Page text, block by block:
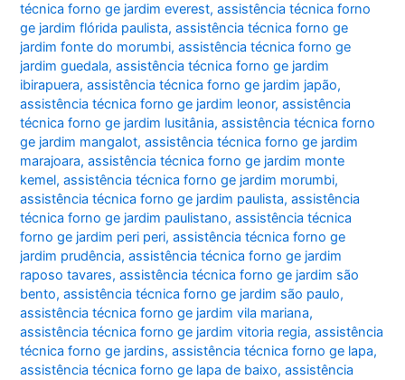
técnica forno ge jardim everest,assistência técnica forno
ge jardim flórida paulista,assistência técnica forno ge
jardim fonte do morumbi,assistência técnica forno ge
jardim guedala,assistência técnica forno ge jardim
ibirapuera,assistência técnica forno ge jardim japão,
assistência técnica forno ge jardim leonor,assistência
técnica forno ge jardim lusitânia,assistência técnica forno
ge jardim mangalot,assistência técnica forno ge jardim
marajoara,assistência técnica forno ge jardim monte
kemel,assistência técnica forno ge jardim morumbi,
assistência técnica forno ge jardim paulista,assistência
técnica forno ge jardim paulistano,assistência técnica
forno ge jardim peri peri,assistência técnica forno ge
jardim prudência,assistência técnica forno ge jardim
raposo tavares,assistência técnica forno ge jardim são
bento,assistência técnica forno ge jardim são paulo,
assistência técnica forno ge jardim vila mariana,
assistência técnica forno ge jardim vitoria regia,assistência
técnica forno ge jardins,assistência técnica forno ge lapa,
assistência técnica forno ge lapa de baixo,assistência